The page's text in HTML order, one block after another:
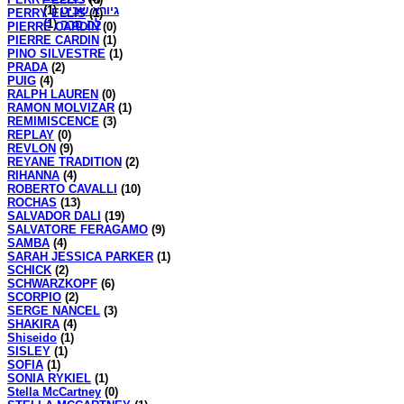
גיורא שביט(1)
לה סרה(1)
PERRY ELLIS(1)
PIERRE CARDIN(0)
PIERRE CARDIN (1)
PINO SILVESTRE (1)
PRADA (2)
PUIG (4)
RALPH LAUREN (0)
RAMON MOLVIZAR (1)
REMIMISCENCE (3)
REPLAY (0)
REVLON (9)
REYANE TRADITION (2)
RIHANNA (4)
ROBERTO CAVALLI (10)
ROCHAS (13)
SALVADOR DALI (19)
SALVATORE FERAGAMO (9)
SAMBA (4)
SARAH JESSICA PARKER (1)
SCHICK (2)
SCHWARZKOPF (6)
SCORPIO (2)
SERGE NANCEL (3)
SHAKIRA (4)
Shiseido (1)
SISLEY (1)
SOFIA (1)
SONIA RYKIEL (1)
Stella McCartney (0)